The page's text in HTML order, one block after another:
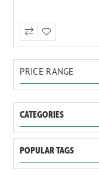
PRICE RANGE
CATEGORIES
POPULAR TAGS